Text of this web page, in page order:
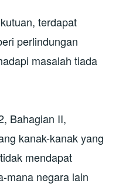
terdapat
perlindungan
masalah tiada
Bahagian II,
kanak-kanak yang
mendapat
mana negara lain